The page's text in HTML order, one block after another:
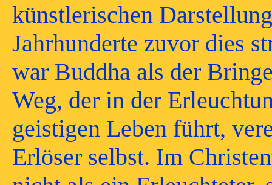
künstlerischen
Jahrhunderte zuvor dies
war Buddha als der
Weg, der in der
geistigen Leben führt,
Erlöser selbst. Im